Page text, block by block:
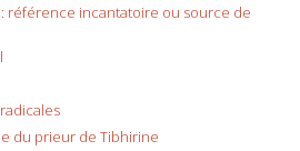
: référence incantatoire ou source de
du prieur de Tibhirine